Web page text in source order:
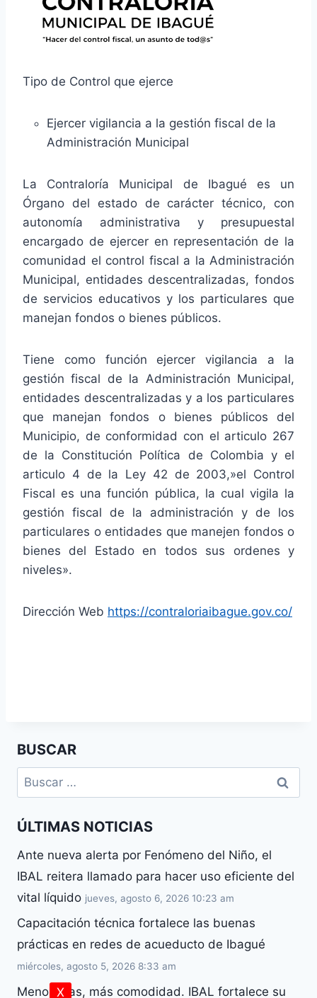
Tipo de Control que ejerce
Ejercer vigilancia a la gestión fiscal de la
Administración Municipal
La Contraloría Municipal de Ibagué es un
Órgano del estado de carácter técnico, con
autonomía administrativa y presupuestal
encargado de ejercer en representación de la
comunidad el control fiscal a la Administración
Municipal, entidades descentralizadas, fondos
de servicios educativos y los particulares que
manejan fondos o bienes públicos.
Tiene como función ejercer vigilancia a la
gestión fiscal de la Administración Municipal,
entidades descentralizadas y a los particulares
que manejan fondos o bienes públicos del
Municipio, de conformidad con el articulo 267
de la Constitución Política de Colombia y el
articulo 4 de la Ley 42 de 2003,»el Control
Fiscal es una función pública, la cual vigila la
gestión fiscal de la administración y de los
particulares o entidades que manejen fondos o
bienes del Estado en todos sus ordenes y
niveles».
Dirección Web https://contraloriaibague.gov.co/
BUSCAR
ÚLTIMAS NOTICIAS
Ante nueva alerta por Fenómeno del Niño, el
IBAL reitera llamado para hacer uso eficiente del
vital líquido jueves, agosto 6, 2026 10:23 am
Capacitación técnica fortalece las buenas
prácticas en redes de acueducto de Ibagué
miércoles, agosto 5, 2026 8:33 am
Menos filas, más comodidad. IBAL fortalece su
X